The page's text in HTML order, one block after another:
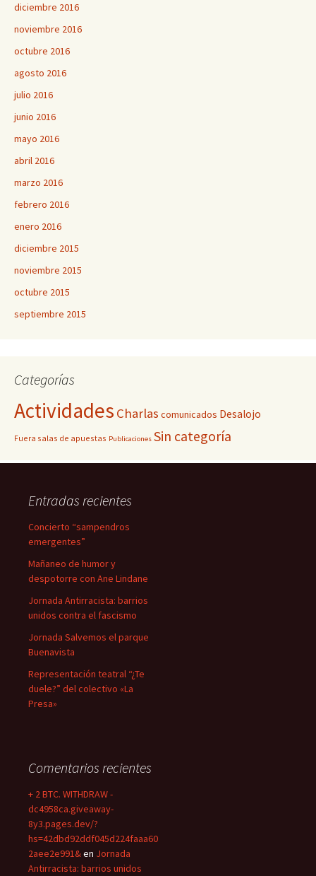
diciembre 2016
noviembre 2016
octubre 2016
agosto 2016
julio 2016
junio 2016
mayo 2016
abril 2016
marzo 2016
febrero 2016
enero 2016
diciembre 2015
noviembre 2015
octubre 2015
septiembre 2015
Categorías
Actividades Charlas comunicados Desalojo
Fuera salas de apuestas Publicaciones Sin categoría
Entradas recientes
Concierto “sampendros
emergentes”
Mañaneo de humor y
despotorre con Ane Lindane
Jornada Antirracista: barrios
unidos contra el fascismo
Jornada Salvemos el parque
Buenavista
Representación teatral “¿Te
duele?” del colectivo «La
Presa»
Comentarios recientes
+ 2 BTC. WITHDRAW -
dc4958ca.giveaway-
8y3.pages.dev/?
hs=42dbd92ddf045d224faaa60
2aee2e991&en Jornada
Antirracista: barrios unidos